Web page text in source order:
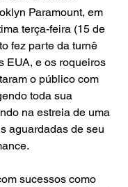
Paramount, em
terça-feira (15 de
fez parte da turnê
EUA, e os roqueiros
o público com
toda sua
na estreia de uma
aguardadas de seu
sucessos como